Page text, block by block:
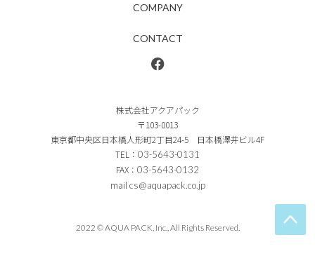
株式会社アクアパック
〒103-0013
東京都中央区日本橋人形町2丁目24-5 日本橋澤井ビル4F
TEL： 03-5643-0131
FAX： 03-5643-0132
mail cs@aquapack.co.jp
COMPANY
CONTACT
2022 © AQUA PACK, Inc., All Rights Reserved.